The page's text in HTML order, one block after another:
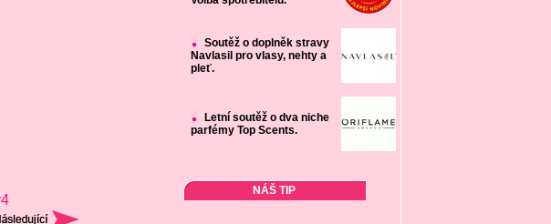
Soutěž o doplněk stravy
Navlasil pro vlasy, nehty a
pleť.
Letní soutěž o dva niche
parfémy Top Scents.
NÁŠ TIP